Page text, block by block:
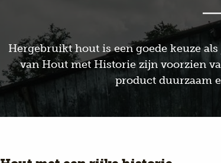
Hergebruikt hout is een goede keuze
van Hout met Historie zijn voorzien
product duurzaam